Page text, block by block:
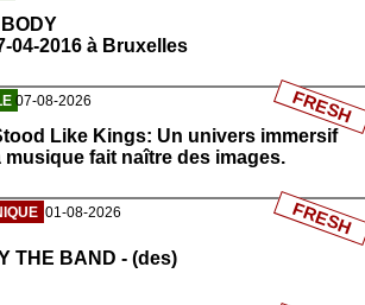
04-2016 à Bruxelles
07-08-2026
Like Kings: Un univers immersif
musique fait naître des images.
FRESH
01-08-2026
THE BAND - (des)
FRESH